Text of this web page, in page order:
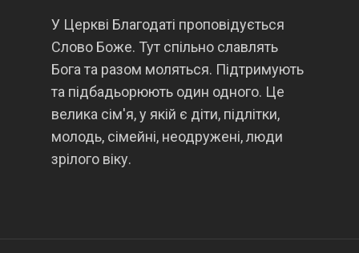
У Церкві Благодаті проповідується
Слово Боже. Тут спільно славлять
Бога та разом моляться. Підтримують
та підбадьорюють один одного. Це
велика сім'я, у якій є діти, підлітки,
молодь, сімейні, неодружені, люди
зрілого віку.